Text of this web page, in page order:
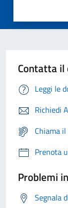
Contatta il
Leggi le
Richiedi
Chiama
Prenota
Problemi
Segnala